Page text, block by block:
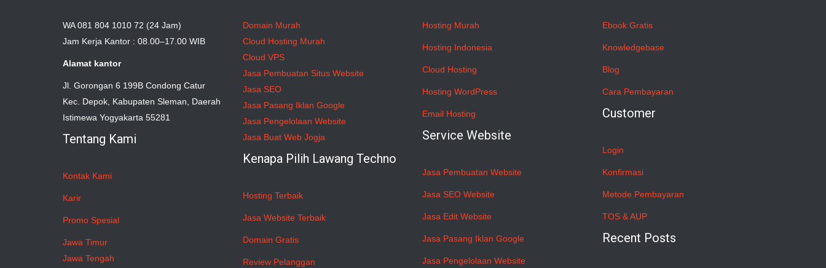
WA 081 804 1010 72 (24 Jam)
Jam Kerja Kantor : 08.00–17.00 WIB
Alamat kantor
Jl. Gorongan 6 199B Condong Catur
Kec. Depok, Kabupaten Sleman, Daerah
Istimewa Yogyakarta 55281
Tentang Kami
Kontak Kami
Karir
Promo Spesial
Jawa Timur
Jawa Tengah
Domain Murah
Cloud Hosting Murah
Cloud VPS
Jasa Pembuatan Situs Website
Jasa SEO
Jasa Pasang Iklan Google
Jasa Pengelolaan Website
Jasa Buat Web Jogja
Kenapa Pilih Lawang Techno
Hosting Terbaik
Jasa Website Terbaik
Domain Gratis
Review Pelanggan
Hosting Murah
Hosting Indonesia
Cloud Hosting
Hosting WordPress
Email Hosting
Service Website
Jasa Pembuatan Website
Jasa SEO Website
Jasa Edit Website
Jasa Pasang Iklan Google
Jasa Pengelolaan Website
Ebook Gratis
Knowledgebase
Blog
Cara Pembayaran
Customer
Login
Konfirmasi
Metode Pembayaran
TOS & AUP
Recent Posts